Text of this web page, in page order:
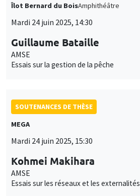
Îlot Bernard du BoisAmphithéâtre
Mardi 24 juin 2025, 14:30
Guillaume Bataille
AMSE
Essais sur la gestion de la pêche
SOUTENANCES DE THÈSE
MEGA
Mardi 24 juin 2025, 15:30
Kohmei Makihara
AMSE
Essais sur les réseaux et les externalités